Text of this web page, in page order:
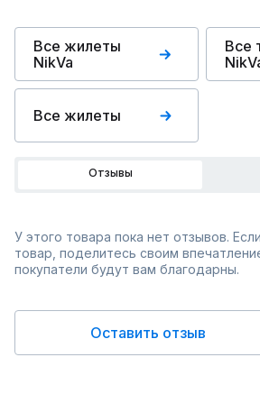
Все жилеты
NikVa
Все
Все жилеты
Отзывы
У этого товара пока нет отзывов.
товар, поделитесь своим
покупатели будут вам благодарны.
Оставить отзыв